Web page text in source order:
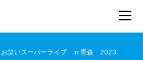
お笑いスーパーライブ in 青森 2023